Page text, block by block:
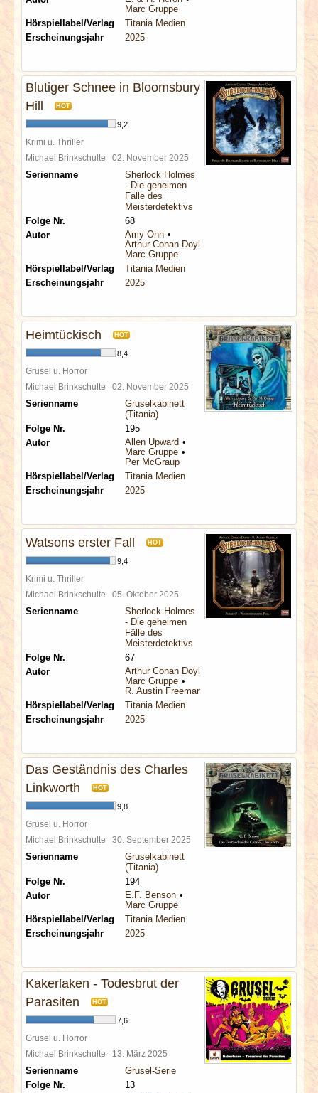
Marc Gruppe
Hörspiellabel/Verlag
Titania Medien
Erscheinungsjahr
2025
Blutiger Schnee in Bloomsbury
Hill
HOT
9,2
Krimi u. Thriller
Michael Brinkschulte 02. November 2025
Serienname
Sherlock Holmes
- Die geheimen
Fälle des
Meisterdetektivs
Folge Nr.
68
Autor
Amy Onn
Arthur Conan Doyle
Marc Gruppe
Hörspiellabel/Verlag
Titania Medien
Erscheinungsjahr
2025
Heimtückisch HOT
8,4
Grusel u. Horror
Michael Brinkschulte 02. November 2025
Serienname
Gruselkabinett
(Titania)
Folge Nr.
195
Autor
Allen Upward
Marc Gruppe
Per McGraup
Hörspiellabel/Verlag
Titania Medien
Erscheinungsjahr
2025
Watsons erster Fall HOT
9,4
Krimi u. Thriller
Michael Brinkschulte 05. Oktober 2025
Serienname
Sherlock Holmes
- Die geheimen
Fälle des
Meisterdetektivs
Folge Nr.
67
Autor
Arthur Conan Doyle
Marc Gruppe
R. Austin Freeman
Hörspiellabel/Verlag
Titania Medien
Erscheinungsjahr
2025
Das Geständnis des Charles
Linkworth
HOT
9,8
Grusel u. Horror
Michael Brinkschulte 30. September 2025
Serienname
Gruselkabinett
(Titania)
Folge Nr.
194
Autor
E.F. Benson
Marc Gruppe
Hörspiellabel/Verlag
Titania Medien
Erscheinungsjahr
2025
Kakerlaken - Todesbrut der
Parasiten
HOT
7,6
Grusel u. Horror
Michael Brinkschulte 13. März 2025
Serienname
Grusel-Serie
Folge Nr.
13